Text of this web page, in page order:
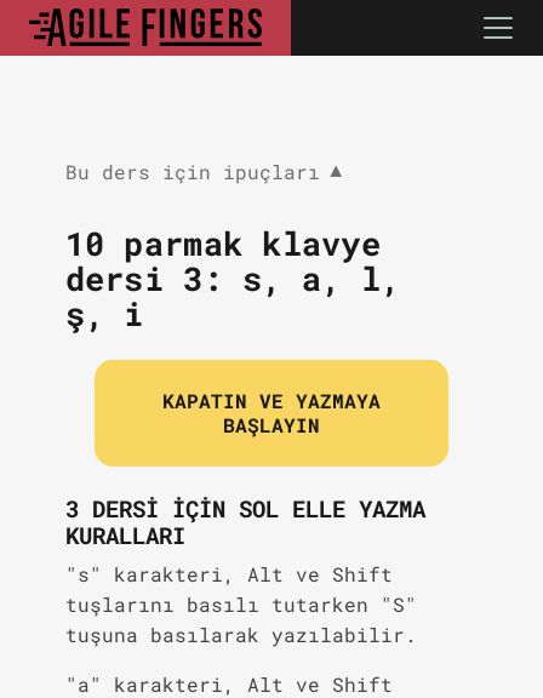
Bu ders için ipuçları ▼
10 parmak klavye
dersi 3: s, a, l,
ş, i
KAPATIN VE YAZMAYA
BAŞLAYIN
3 DERSI IÇIN SOL ELLE YAZMA
KURALLARI
"s" karakteri, Alt ve Shift
tuşlarını basılı tutarken "S"
tuşuna basılarak yazılabilir.
"a" karakteri, Alt ve Shift